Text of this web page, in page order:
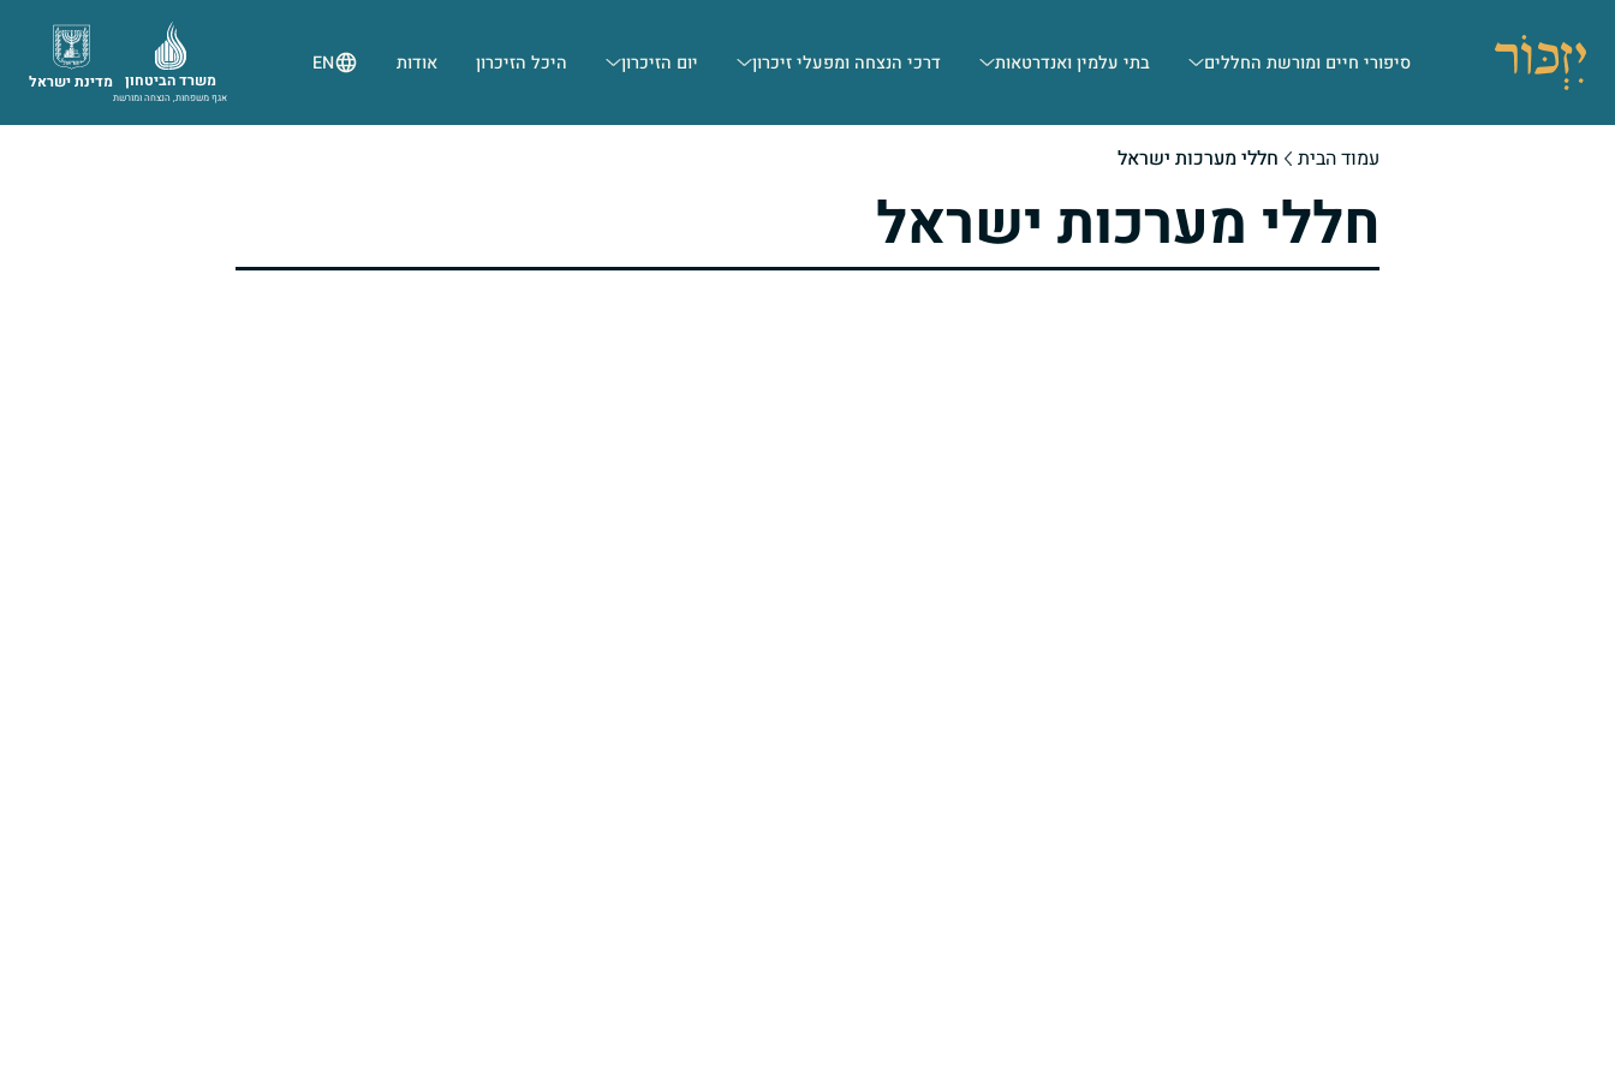
סיפורי חיים ומורשת החללים בתי עלמין ואנדרטאות דרכי הנצחה ומפעלי זיכרון יום הזיכרון היכל הזיכרון אודות EN
מדינת ישראל משרד הביטחון
אגף משפחות, הנצחה ומורשת
עמוד הבית חללי מערכות ישראל
חללי מערכות ישראל